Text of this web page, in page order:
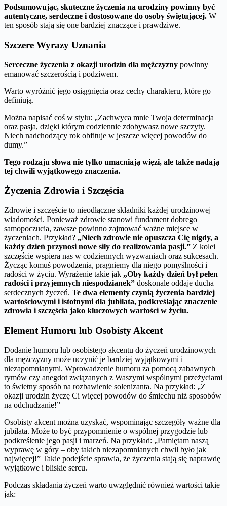
Podsumowując, skuteczne życzenia na urodziny powinny być
autentyczne, serdeczne i dostosowane do osoby świętującej. W
ten sposób stają się one bardziej znaczące i prawdziwe.
Szczere Wyrazy Uznania
Serceczne życzenia z okazji urodzin dla mężczyzny powinny
emanować szczerością i podziwem.
Warto wyróżnić jego osiągnięcia oraz cechy charakteru, które go
definiują.
Można napisać coś w stylu: „Zachwyca mnie Twoja determinacja
oraz pasja, dzięki którym codziennie zdobywasz nowe szczyty.
Niech nadchodzący rok obfituje w jeszcze więcej powodów do
dumy.”
Tego rodzaju słowa nie tylko umacniają więzi, ale także nadają
tej chwili wyjątkowego znaczenia.
Życzenia Zdrowia i Szczęścia
Zdrowie i szczęście to nieodłączne składniki każdej urodzinowej
wiadomości. Ponieważ zdrowie stanowi fundament dobrego
samopoczucia, zawsze powinno zajmować ważne miejsce w
życzeniach. Przykład? „Niech zdrowie nie opuszcza Cię nigdy, a
każdy dzień przynosi nowe siły do realizowania pasji.” Z kolei
szczęście wspiera nas w codziennych wyzwaniach oraz sukcesach.
Życząc komuś powodzenia, pragniemy dla niego pomyślności i
radości w życiu. Wyrażenie takie jak „Oby każdy dzień był pełen
radości i przyjemnych niespodzianek” doskonale oddaje ducha
serdecznych życzeń. Te dwa elementy czynią życzenia bardziej
wartościowymi i istotnymi dla jubilata, podkreślając znaczenie
zdrowia i szczęścia jako kluczowych wartości w życiu.
Element Humoru lub Osobisty Akcent
Dodanie humoru lub osobistego akcentu do życzeń urodzinowych
dla mężczyzny może uczynić je bardziej wyjątkowymi i
niezapomnianymi. Wprowadzenie humoru za pomocą zabawnych
rymów czy anegdot związanych z Waszymi wspólnymi przeżyciami
to świetny sposób na rozbawienie solenizanta. Na przykład: „Z
okazji urodzin życzę Ci więcej powodów do śmiechu niż sposobów
na odchudzanie!”
Osobisty akcent można uzyskać, wspominając szczegóły ważne dla
jubilata. Może to być przypomnienie o wspólnej przygodzie lub
podkreślenie jego pasji i marzeń. Na przykład: „Pamiętam naszą
wyprawę w góry – oby takich niezapomnianych chwil było jak
najwięcej!” Takie podejście sprawia, że życzenia stają się naprawdę
wyjątkowe i bliskie sercu.
Podczas składania życzeń warto uwzględnić również wartości takie
jak: